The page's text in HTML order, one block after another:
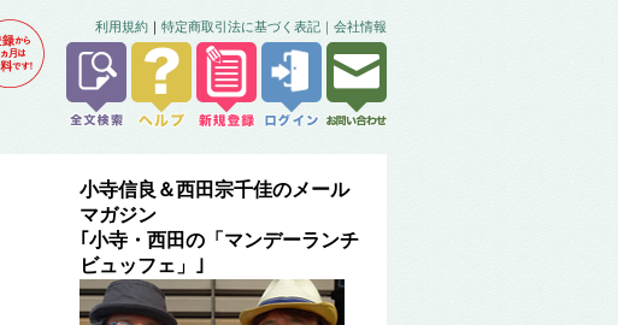
利用規約 ｜ 特定商取引法に基づく表記｜ 会社情報
小寺信良＆西田宗千佳のメール
マガジン
｢小寺・西田の「マンデーランチ
ビュッフェ」｣